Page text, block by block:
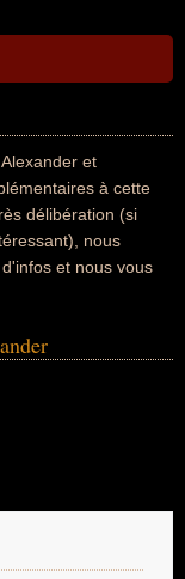
et
à cette
délibération (si
nous
et nous vous